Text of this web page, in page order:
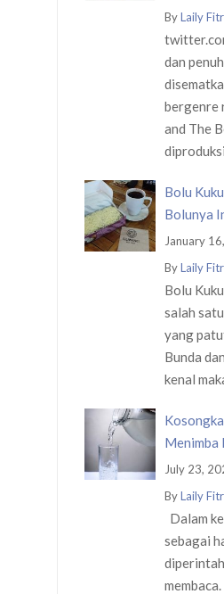
ByLaily
dan
bergenre
and The
Bolu
Bolunya
January
ByLaily
Bolu
salah
yang
Bunda
kenal
Menimba
July 23,
ByLaily
Dalam
sebagai